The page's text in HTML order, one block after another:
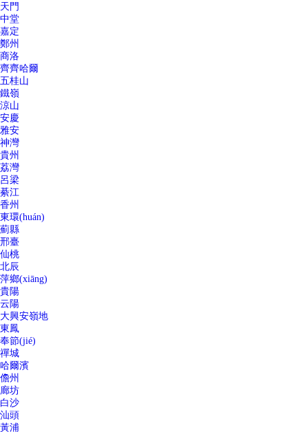
天門
中堂
嘉定
鄭州
商洛
齊齊哈爾
五桂山
鐵嶺
涼山
安慶
雅安
神灣
貴州
荔灣
呂梁
綦江
香州
東環(huán)
薊縣
邢臺
仙桃
北辰
萍鄉(xiāng)
貴陽
云陽
大興安嶺地
東鳳
奉節(jié)
禪城
哈爾濱
儋州
廊坊
白沙
汕頭
黃浦